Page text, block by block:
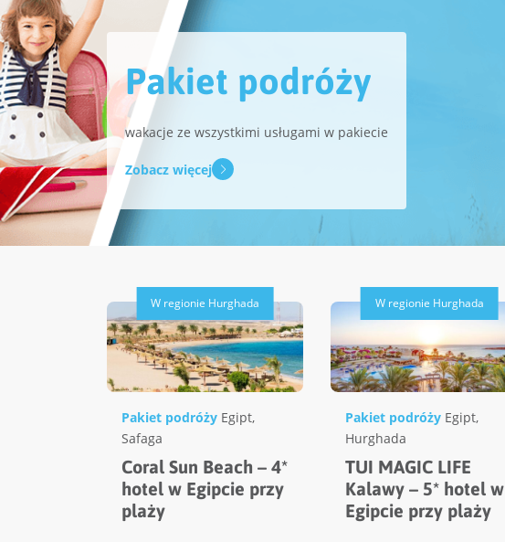
Pakiet podróży
wakacje ze wszystkimi usługami w pakiecie
Zobacz więcej
W regionie Hurghada
Pakiet podróży Egipt,
Safaga
Coral Sun Beach – 4*
hotel w Egipcie przy
plaży
W regionie Hurghada
Pakiet podróży Egipt,
Hurghada
TUI MAGIC LIFE
Kalawy – 5* hotel w
Egipcie przy plaży